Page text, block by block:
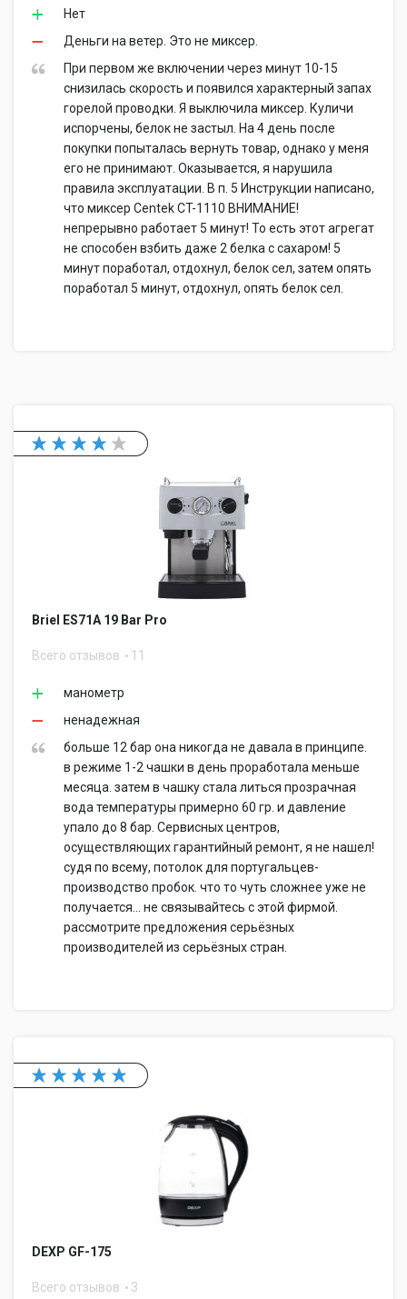
Нет
Деньги на ветер. Это не миксер.
При первом же включении через минут 10-15
снизилась скорость и появился характерный запах
горелой проводки. Я выключила миксер. Куличи
испорчены, белок не застыл. На 4 день после
покупки попыталась вернуть товар, однако у меня
его не принимают. Оказывается, я нарушила
правила эксплуатации. В п. 5 Инструкции написано,
что миксер Centek CT-1110 ВНИМАНИЕ!
непрерывно работает 5 минут! То есть этот агрегат
не способен взбить даже 2 белка с сахаром! 5
минут поработал, отдохнул, белок сел, затем опять
поработал 5 минут, отдохнул, опять белок сел.
Briel ES71А 19 Bar Pro
Всего отзывов 11
манометр
ненадежная
больше 12 бар она никогда не давала в принципе.
в режиме 1-2 чашки в день проработала меньше
месяца. затем в чашку стала литься прозрачная
вода температуры примерно 60 гр. и давление
упало до 8 бар. Сервисных центров,
осуществляющих гарантийный ремонт, я не нашел!
судя по всему, потолок для португальцев-
производство пробок. что то чуть сложнее уже не
получается... не связывайтесь с этой фирмой.
рассмотрите предложения серьёзных
производителей из серьёзных стран.
DEXP GF-175
Всего отзывов 3